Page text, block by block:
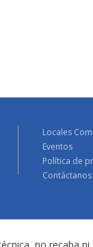
Locales
Eventos
Política de
Contáctanos